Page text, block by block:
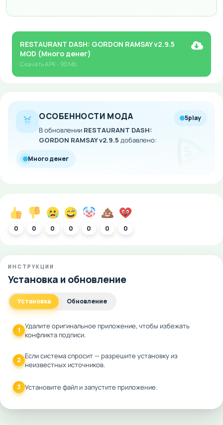
RESTAURANT DASH: GORDON RAMSAY v2.9.5
MOD (Много денег)
СкачатьAPK- 90 Mb
ОСОБЕННОСТИ МОДА
В обновлении RESTAURANT DASH:
GORDON RAMSAY v2.9.5 добавлено:
5play
Много денег
0 0 0 0 0 0 0
ИНСТРУКЦИИ
Установка и обновление
Установка Обновление
1 Удалите оригинальное приложение, чтобы избежать
конфликта подписи.
2 Если система спросит — разрешите установку из
неизвестных источников.
3 Установите файл и запустите приложение.